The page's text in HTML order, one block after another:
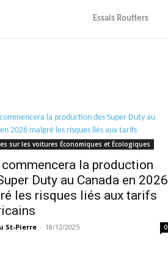
Essais Routiers
sur les voitures Économiques et Écologiques
commencera la production
Duty au Canada en 2026
les risques liés aux tarifs
St-Pierre - 18/12/2025 0